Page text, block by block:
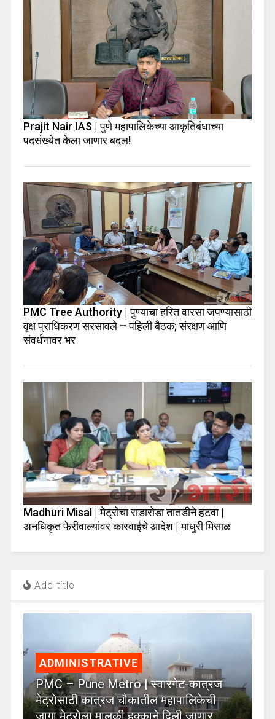
Prajit Nair IAS | पुणे महापालिकेच्या आकृतिबंधाच्या
पदसंख्येत केला जाणार बदल!
PMC Tree Authority | पुण्याचा हरित वारसा जपण्यासाठी
वृक्ष प्राधिकरण सरसावले – पहिली बैठक; संरक्षण आणि
संवर्धनावर भर
Madhuri Misal | मेट्रोचा राडारोडा तातडीने हटवा |
अनधिकृत फेरीवाल्यांवर कारवाईचे आदेश | माधुरी मिसाळ
Add title
ADMINISTRATIVE
PMC – Pune Metro | स्वारगेट-कात्रज
मेट्रोसाठी कात्रज चौकातील महापालिकेची
जागा मेट्रोला मालकी हक्काने दिली जाणार